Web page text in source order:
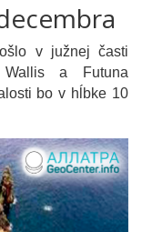
v južnej časti
Wallis a Futuna
bo v hĺbke 10